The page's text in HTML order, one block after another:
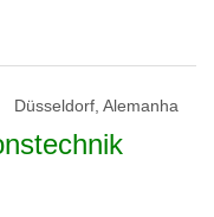
Düsseldorf, Alemanha